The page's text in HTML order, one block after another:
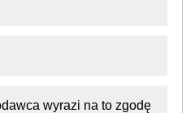
wyrazi na to zgodę